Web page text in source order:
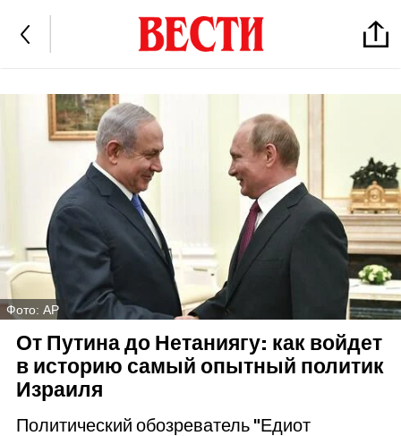
Фото: AP
От Путина до Нетаниягу: как войдет
в историю самый опытный политик
Израиля
Политический обозреватель "Едиот